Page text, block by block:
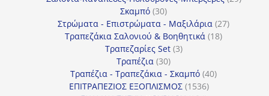
Σκαμπό 3030
προϊόντα
Στρώματα - Επιστρώματα - Μαξιλάρια 2727
Τραπεζάκια Σαλονιού & Βοηθητικά 1818
Τραπεζαρίες Set 33
Τραπέζια 3030
προϊόντα
Τραπέζια - Τραπεζάκια - Σκαμπό 4040
ΕΠΙΤΡΑΠΕΖΙΟΣ ΕΞΟΠΛΙΣΜΟΣ 15361536